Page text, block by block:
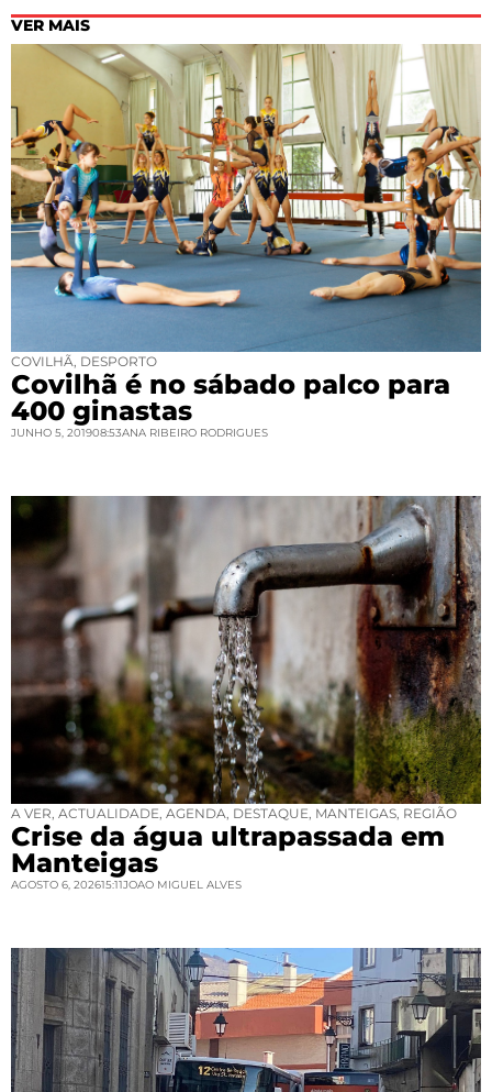
VER MAIS
COVILHÃ, DESPORTO
Covilhã é no sábado palco para
400 ginastas
JUNHO 5, 201908:53ANA RIBEIRO RODRIGUES
A VER, ACTUALIDADE, AGENDA, DESTAQUE, MANTEIGAS, REGIÃO
Crise da água ultrapassada em
Manteigas
AGOSTO 6, 202615:11JOAO MIGUEL ALVES